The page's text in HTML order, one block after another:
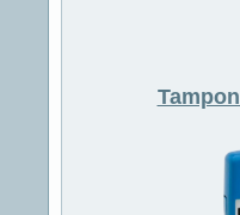
Tampon